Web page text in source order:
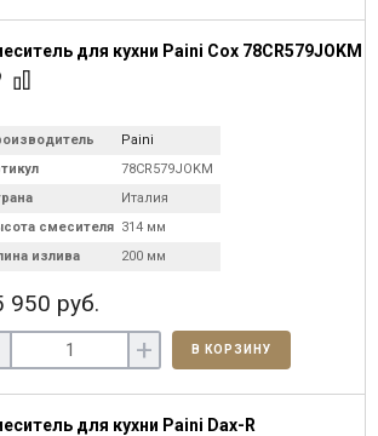
для кухни Paini Cox 78CR579JOKM
Paini
78CR579JOKM
Италия
смесителя 314 мм
излива
200 мм
950 руб.
+ В КОРЗИНУ
для кухни Paini Dax-R